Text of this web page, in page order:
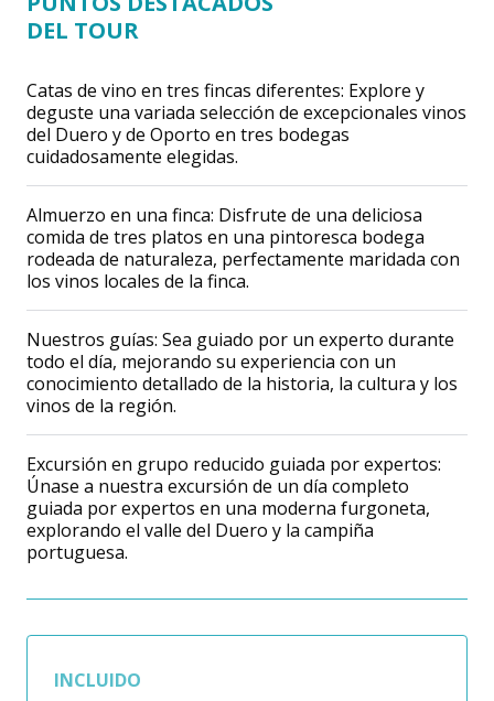
DEL TOUR
Catas de vino en tres fincas diferentes: Explore y
deguste una variada selección de excepcionales vinos
del Duero y de Oporto en tres bodegas
cuidadosamente elegidas.
Almuerzo en una finca: Disfrute de una deliciosa
comida de tres platos en una pintoresca bodega
rodeada de naturaleza, perfectamente maridada con
los vinos locales de la finca.
Nuestros guías: Sea guiado por un experto durante
todo el día, mejorando su experiencia con un
conocimiento detallado de la historia, la cultura y los
vinos de la región.
Excursión en grupo reducido guiada por expertos:
Únase a nuestra excursión de un día completo
guiada por expertos en una moderna furgoneta,
explorando el valle del Duero y la campiña
portuguesa.
INCLUIDO